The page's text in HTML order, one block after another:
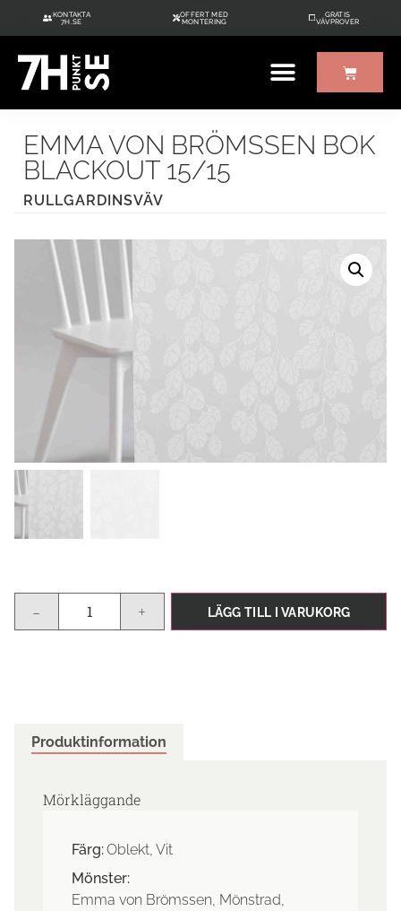
KONTAKTA
7H.SE
OFFERT MED
MONTERING
GRATIS
VÄVPROVER
EMMA VON BRÖMSSEN BOK
BLACKOUT 15/15
RULLGARDINSVÄV
- + LÄGG TILL I VARUKORG
Produktinformation
Mörkläggande
Färg:Oblekt, Vit
Mönster:
Emma von Brömssen, Mönstrad,